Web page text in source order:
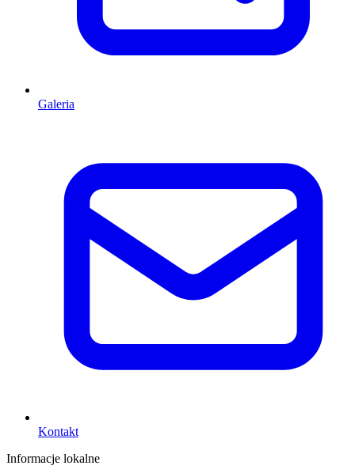
Galeria
Kontakt
Informacje lokalne